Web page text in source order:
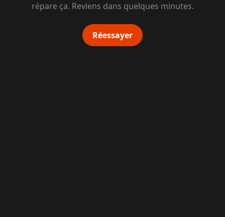
répare ça. Reviens dans quelques minutes.
Réessayer